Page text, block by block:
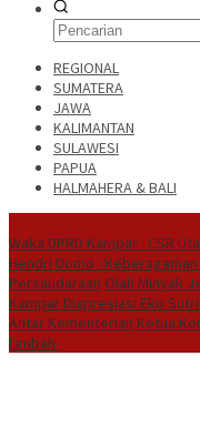
REGIONAL
SUMATERA
JAWA
KALIMANTAN
SULAWESI
PAPUA
HALMAHERA & BALI
Waka DPRD Kampar : CSR
Hendri Domo :
Persaudaraan Olah Minyak
Kampar Diapresiasi Eko
Antar Kementerian Ketua
Limbah